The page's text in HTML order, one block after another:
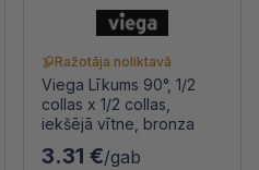
Ražotāja noliktavā
Viega Līkums 90°, 1/2
collas x 1/2 collas,
iekšējā vītne, bronza
3.31 €/gab